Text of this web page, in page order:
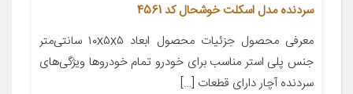
سردنده مدل اسکلت خوشحال کد 4561
معرفی محصول جزئیات محصول ابعاد ۱۰x۵x۵ سانتی‌متر
جنس پلی استر مناسب برای خودرو تمام خودروها ویژگی‌های
سردنده آچار دارای قطعات […]